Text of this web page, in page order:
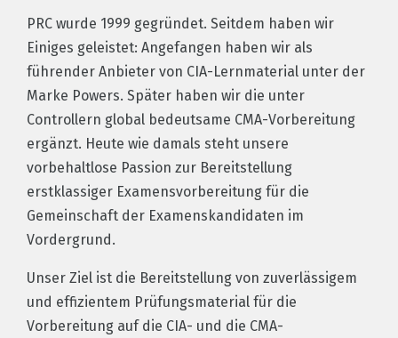
PRC wurde 1999 gegründet. Seitdem haben wir
Einiges geleistet: Angefangen haben wir als
führender Anbieter von CIA-Lernmaterial unter der
Marke Powers. Später haben wir die unter
Controllern global bedeutsame CMA-Vorbereitung
ergänzt. Heute wie damals steht unsere
vorbehaltlose Passion zur Bereitstellung
erstklassiger Examensvorbereitung für die
Gemeinschaft der Examenskandidaten im
Vordergrund.
Unser Ziel ist die Bereitstellung von zuverlässigem
und effizientem Prüfungsmaterial für die
Vorbereitung auf die CIA- und die CMA-